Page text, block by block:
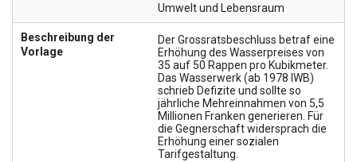
Umwelt und Lebensraum
Beschreibung der
Vorlage
Der Grossratsbeschluss betraf eine
Erhöhung des Wasserpreises von
35 auf 50 Rappen pro Kubikmeter.
Das Wasserwerk (ab 1978 IWB)
schrieb Defizite und sollte so
jährliche Mehreinnahmen von 5,5
Millionen Franken generieren. Für
die Gegnerschaft widersprach die
Erhöhung einer sozialen
Tarifgestaltung.